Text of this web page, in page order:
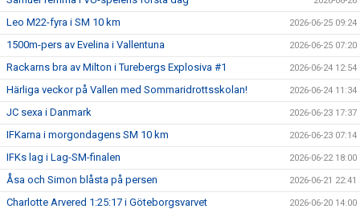
Leo M22-fyra i SM 10 km 2026-06-25 09:24
1500m-pers av Evelina i Vallentuna 2026-06-25 07:20
Rackarns bra av Milton i Turebergs Explosiva #1 2026-06-24 12:54
Härliga veckor på Vallen med Sommaridrottsskolan! 2026-06-24 11:34
JC sexa i Danmark 2026-06-23 17:37
IFKarna i morgondagens SM 10 km 2026-06-23 07:14
IFKs lag i Lag-SM-finalen 2026-06-22 18:00
Åsa och Simon blåsta på persen 2026-06-21 22:41
Charlotte Arvered 1:25:17 i Göteborgsvarvet 2026-06-20 14:00